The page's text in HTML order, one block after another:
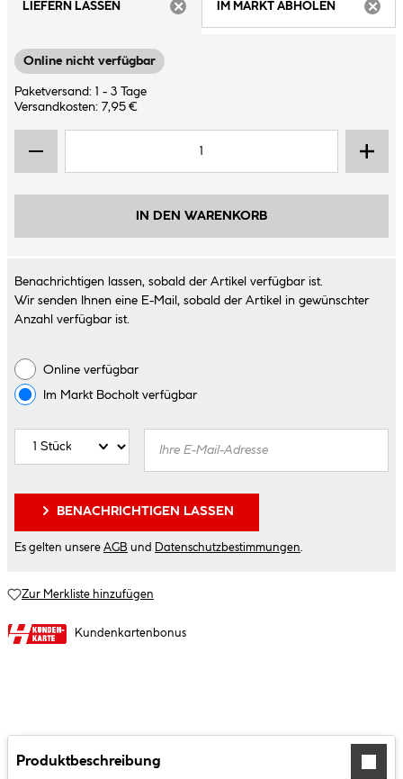
LIEFERN LASSEN
IM MARKT ABHOLEN
Online nicht verfügbar
Paketversand: 1 - 3 Tage
Versandkosten: 7,95 €
IN DEN WARENKORB
Benachrichtigen lassen, sobald der Artikel verfügbar ist.
Wir senden Ihnen eine E-Mail, sobald der Artikel in gewünschter
Anzahl verfügbar ist.
Online verfügbar
Im Markt Bocholtverfügbar
BENACHRICHTIGEN LASSEN
Es gelten unsere AGB und Datenschutzbestimmungen
Zur Merkliste hinzufügen
Kundenkartenbonus
Produktbeschreibung